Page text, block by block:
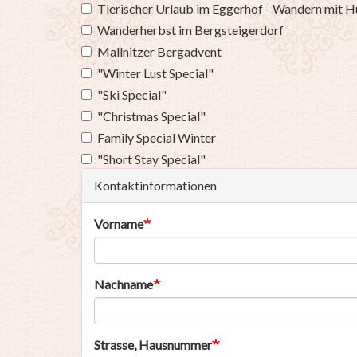
Tierischer Urlaub im Eggerhof - Wandern mit
Wanderherbst im Bergsteigerdorf
Mallnitzer Bergadvent
"Winter Lust Special"
"Ski Special"
"Christmas Special"
Family Special Winter
"Short Stay Special"
Kontaktinformationen
Vorname
Nachname
Strasse, Hausnummer